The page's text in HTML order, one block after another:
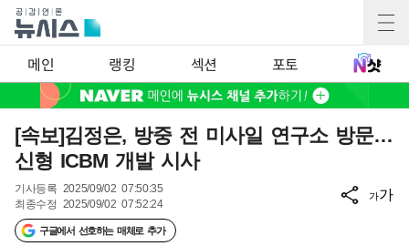
메인 랭킹 섹션 포토
[속보]김정은, 방중 전 미사일 연구소 방문…
신형 ICBM 개발 시사
기사등록 2025/09/02 07:50:35
최종수정 2025/09/02 07:52:24
구글에서 선호하는 매체로 추가
가가